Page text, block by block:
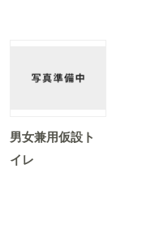
男女兼用仮設ト
イレ